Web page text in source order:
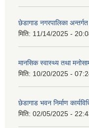
छेडागाड नगरपालिका
मिति: 11/14/2025 -
मानसिक स्वास्थ्य तथा
मिति: 10/20/2025 -
छेडागाड भवन निर्माण
मिति: 02/05/2025 -